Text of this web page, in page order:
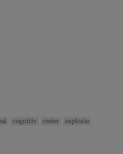
cognitiv creier
explozie